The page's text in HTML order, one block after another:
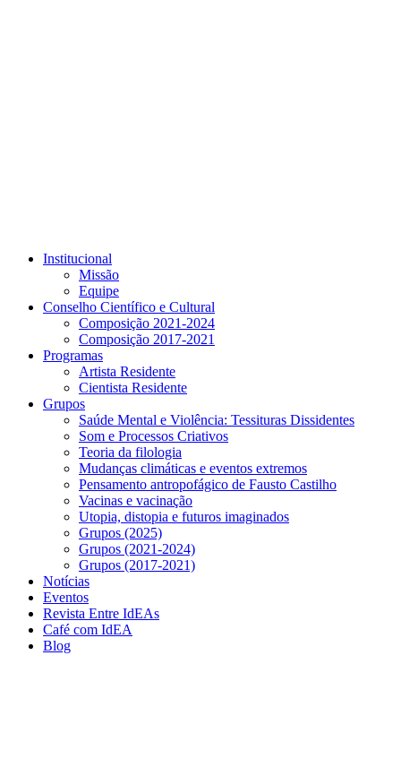
Institucional
Missão
Equipe
Conselho Científico e Cultural
Composição 2021-2024
Composição 2017-2021
Programas
Artista Residente
Cientista Residente
Grupos
Saúde Mental e Violência: Tessituras Dissidentes
Som e Processos Criativos
Teoria da filologia
Mudanças climáticas e eventos extremos
Pensamento antropofágico de Fausto Castilho
Vacinas e vacinação
Utopia, distopia e futuros imaginados
Grupos (2025)
Grupos (2021-2024)
Grupos (2017-2021)
Notícias
Eventos
Revista Entre IdEAs
Café com IdEA
Blog